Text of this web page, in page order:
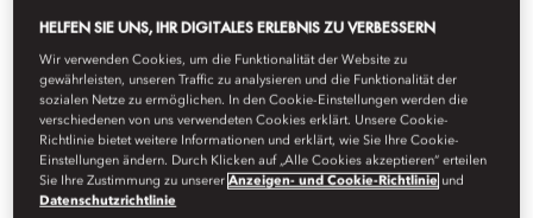
Alle Treffen Hotel Aufenthalt Restaurants
Anzeigen
HELFEN SIE UNS, IHR DIGITALES ERLEBNIS ZU VERBESSERN
Wir verwenden Cookies, um die Funktionalität der Website zu
gewährleisten, unseren Traffic zu analysieren und die Funktionalität der
sozialen Netze zu ermöglichen. In den Cookie-Einstellungen werden die
verschiedenen von uns verwendeten Cookies erklärt. Unsere Cookie-
Richtlinie bietet weitere Informationen und erklärt, wie Sie Ihre Cookie-
Einstellungen ändern. Durch Klicken auf „Alle Cookies akzeptieren“ erteilen
Sie Ihre Zustimmung zu unsererAnzeigen- und Cookie-Richtlinie und
Datenschutzrichtlinie